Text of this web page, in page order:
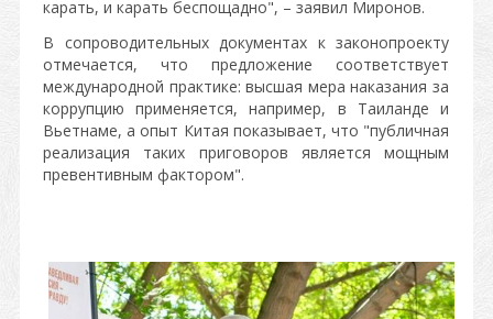
карать, и карать беспощадно", – заявил Миронов.
В сопроводительных документах к законопроекту
отмечается, что предложение соответствует
международной практике: высшая мера наказания за
коррупцию применяется, например, в Таиланде и
Вьетнаме, а опыт Китая показывает, что "публичная
реализация таких приговоров является мощным
превентивным фактором".